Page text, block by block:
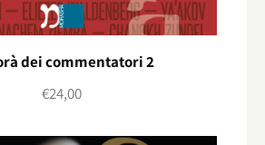
dei commentatori 2
€24,00